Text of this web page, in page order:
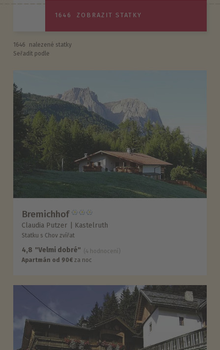
1646 ZOBRAZIT STATKY
1646
nalezené statky
Seřadit podle
Bremichhof
Claudia Putzer Kastelruth
Statku s Chov zvířat
4,8 "Velmi dobré"
(4 hodnocení)
Apartmán od 90€ za noc